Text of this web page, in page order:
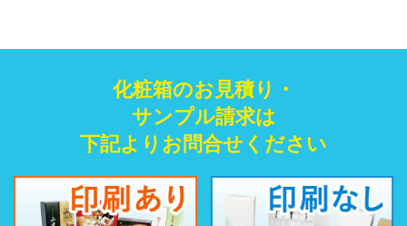
化粧箱のお見積り・
サンプル請求は
下記よりお問合せください